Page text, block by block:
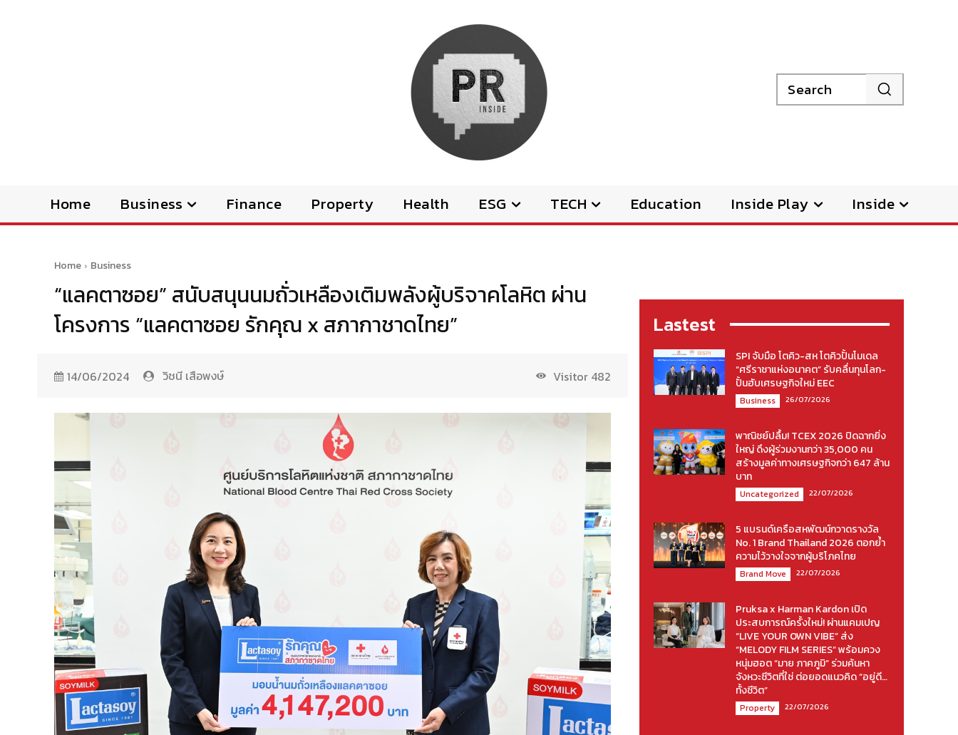
Search
Home Business Finance Property Health ESG TECH Education Inside Play Inside
Home Business
“แลคตาซอย” สนับสนุนนมถั่วเหลืองเติมพลังผู้บริจาคโลหิต ผ่าน
โครงการ “แลคตาซอย รักคุณ x สภากาชาดไทย”
14/06/2024 วิชนี เสือพงษ์ Visitor 482
Lastest
SPI จับมือ โตคิว-สห โตคิวปั้นโมเดล
“ศรีราชาแห่งอนาคต” รับคลื่นทุนโลก-
ปั้นฮับเศรษฐกิจใหม่ EEC
Business 26/07/2026
พาณิชย์ปลื้ม! TCEX 2026 ปิดฉากยิ่ง
ใหญ่ ดึงผู้ร่วมงานกว่า 35,000 คน
สร้างมูลค่าทางเศรษฐกิจกว่า 647 ล้าน
บาท
Uncategorized 22/07/2026
5 แบรนด์เครือสหพัฒน์กวาดรางวัล
No. 1 Brand Thailand 2026 ตอกย้ำ
ความไว้วางใจจากผู้บริโภคไทย
Brand Move 22/07/2026
Pruksa x Harman Kardon เปิด
ประสบการณ์ครั้งใหม่! ผ่านแคมเปญ
“LIVE YOUR OWN VIBE” ส่ง
“MELODY FILM SERIES” พร้อมควง
หนุ่มฮอต “มาย ภาคภูมิ” ร่วมค้นหา
จังหวะชีวิตที่ใช่ ต่อยอดแนวคิด “อยู่ดี…
ทั้งชีวิต”
Property 22/07/2026